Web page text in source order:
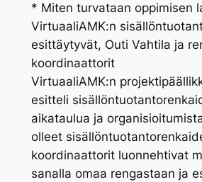
* Miten turvataan oppimisen
VirtuaaliAMK:n
esittäytyvät, Outi Vahtila ja
koordinaattorit
VirtuaaliAMK:n
esitteli
aikataulua ja
olleet
koordinaattorit luonnehtivat
sanalla omaa rengastaan ja